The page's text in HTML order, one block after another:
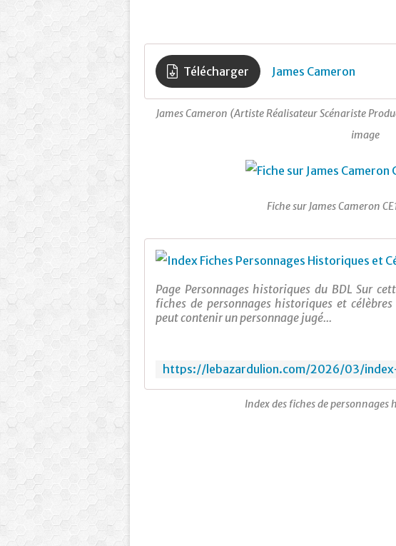
Télécharger James Cameron
James Cameron (Artiste Réalisateur Scénariste
image
Fiche sur James Cameron
Page Personnages historiques du BDL Sur
fiches de personnages historiques et
peut contenir un personnage jugé...
Index des fiches de personnages